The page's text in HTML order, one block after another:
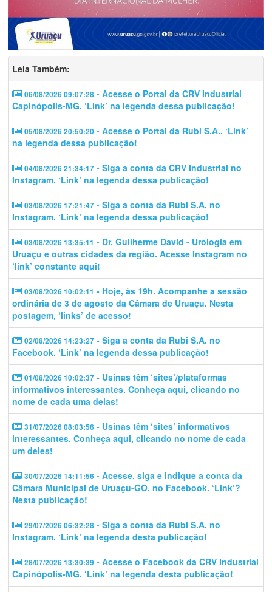
Leia Também:
06/08/2026 09:07:28 - Acesse o Portal da CRV Industrial
Capinópolis-MG. ‘Link’ na legenda dessa publicação!
05/08/2026 20:50:20 - Acesse o Portal da Rubi S.A.. ‘Link’
na legenda dessa publicação!
04/08/2026 21:34:17 - Siga a conta da CRV Industrial no
Instagram. ‘Link’ na legenda dessa publicação!
03/08/2026 17:21:47 - Siga a conta da Rubi S.A. no
Instagram. ‘Link’ na legenda dessa publicação!
03/08/2026 13:35:11 - Dr. Guilherme David - Urologia em
Uruaçu e outras cidades da região. Acesse Instagram no
‘link’ constante aqui!
03/08/2026 10:02:11 - Hoje, às 19h. Acompanhe a sessão
ordinária de 3 de agosto da Câmara de Uruaçu. Nesta
postagem, ‘links’ de acesso!
02/08/2026 14:23:27 - Siga a conta da Rubi S.A. no
Facebook. ‘Link’ na legenda dessa publicação!
01/08/2026 10:02:37 - Usinas têm ‘sites’/plataformas
informativos interessantes. Conheça aqui, clicando no
nome de cada uma delas!
31/07/2026 08:03:56 - Usinas têm ‘sites’ informativos
interessantes. Conheça aqui, clicando no nome de cada
um deles!
30/07/2026 14:11:56 - Acesse, siga e indique a conta da
Câmara Municipal de Uruaçu-GO. no Facebook. ‘Link’?
Nesta publicação!
29/07/2026 06:32:28 - Siga a conta da Rubi S.A. no
Instagram. ‘Link’ na legenda desta publicação!
28/07/2026 13:30:39 - Acesse o Facebook da CRV Industrial
Capinópolis-MG. ‘Link’ na legenda desta publicação!